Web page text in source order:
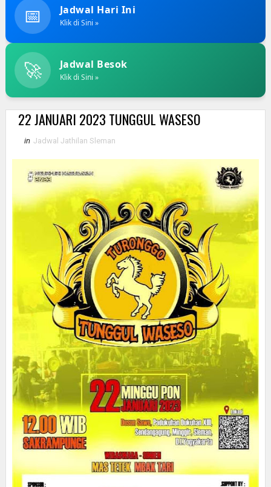
📅 Jadwal Hari Ini
Klik di Sini »
🚀 Jadwal Besok
Klik di Sini »
22 JANUARI 2023 TUNGGUL WASESO
in Jadwal Jathilan Sleman